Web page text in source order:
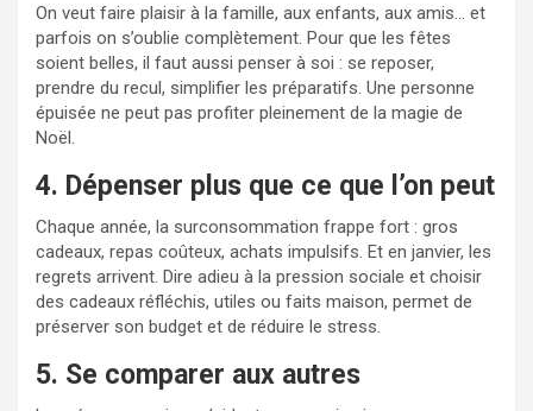
On veut faire plaisir à la famille, aux enfants, aux amis… et
parfois on s’oublie complètement. Pour que les fêtes
soient belles, il faut aussi penser à soi : se reposer,
prendre du recul, simplifier les préparatifs. Une personne
épuisée ne peut pas profiter pleinement de la magie de
Noël.
4. Dépenser plus que ce que l’on peut
Chaque année, la surconsommation frappe fort : gros
cadeaux, repas coûteux, achats impulsifs. Et en janvier, les
regrets arrivent. Dire adieu à la pression sociale et choisir
des cadeaux réfléchis, utiles ou faits maison, permet de
préserver son budget et de réduire le stress.
5. Se comparer aux autres